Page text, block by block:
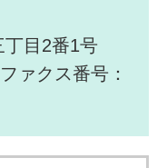
目2番1号
ァクス番号：